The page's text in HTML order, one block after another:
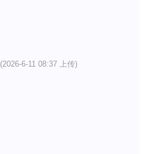
(2026-6-11 08:37 上传)